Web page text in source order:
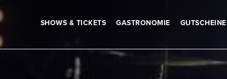
SHOWS & TICKETS GASTRONOMIE GUTSCHEINE